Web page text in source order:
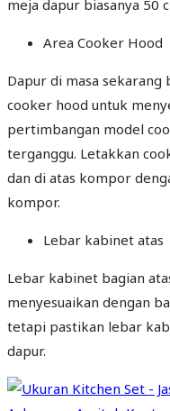
meja dapur biasanya 50
Area Cooker Hood
Dapur di masa
cooker hood untuk
pertimbangan model
terganggu. Letakkan
dan di atas kompor
kompor.
Lebar kabinet atas
Lebar kabinet bagian
menyesuaikan dengan
tetapi pastikan lebar
dapur.